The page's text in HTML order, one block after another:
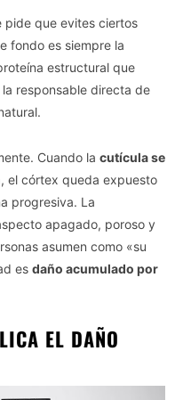
pide que evites ciertos
fondo es siempre la
estructural que
responsable directa de
Cuando la cutícula se
el córtex queda expuesto
progresiva. La
apagado, poroso y
asumen como «su
es daño acumulado por
EL DAÑO